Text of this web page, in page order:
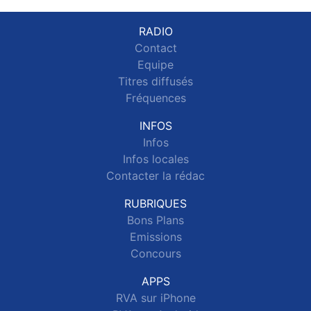
RADIO
Contact
Equipe
Titres diffusés
Fréquences
INFOS
Infos
Infos locales
Contacter la rédac
RUBRIQUES
Bons Plans
Emissions
Concours
APPS
RVA sur iPhone